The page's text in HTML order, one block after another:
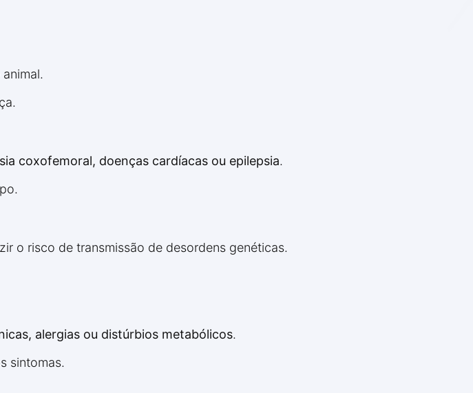
coxofemoral, doenças cardíacas ou epilepsia.
o risco de transmissão de desordens genéticas.
alergias ou distúrbios metabólicos.
sintomas.